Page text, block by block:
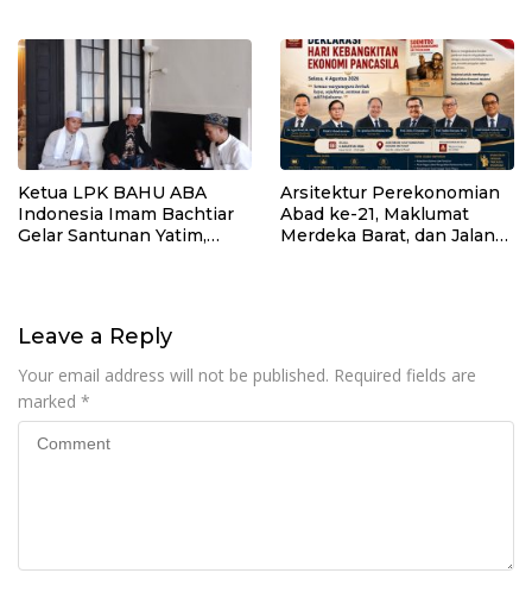
Ketua LPK BAHU ABA
Indonesia Imam Bachtiar
Gelar Santunan Yatim,
Arsitektur Perekonomian
Abad ke-21, Maklumat
Merdeka Barat, dan Jalan
Leave a Reply
Your email address will not be published. Required fields are
marked *